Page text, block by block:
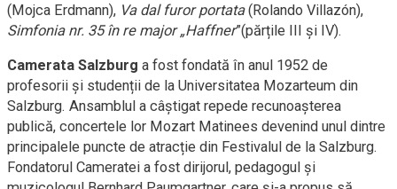
(Mojca Erdmann), Va dal furor portata(Rolando Villazón),
Simfonia nr. 35 în re major „Haffner”(părțile III și IV).
Camerata Salzburg a fost fondată în anul 1952 de
profesorii și studenții de la Universitatea Mozarteum din
Salzburg. Ansamblul a câștigat repede recunoașterea
publică, concertele lor Mozart Matinees devenind unul dintre
principalele puncte de atracție din Festivalul de la Salzburg.
Fondatorul Cameratei a fost dirijorul, pedagogul și